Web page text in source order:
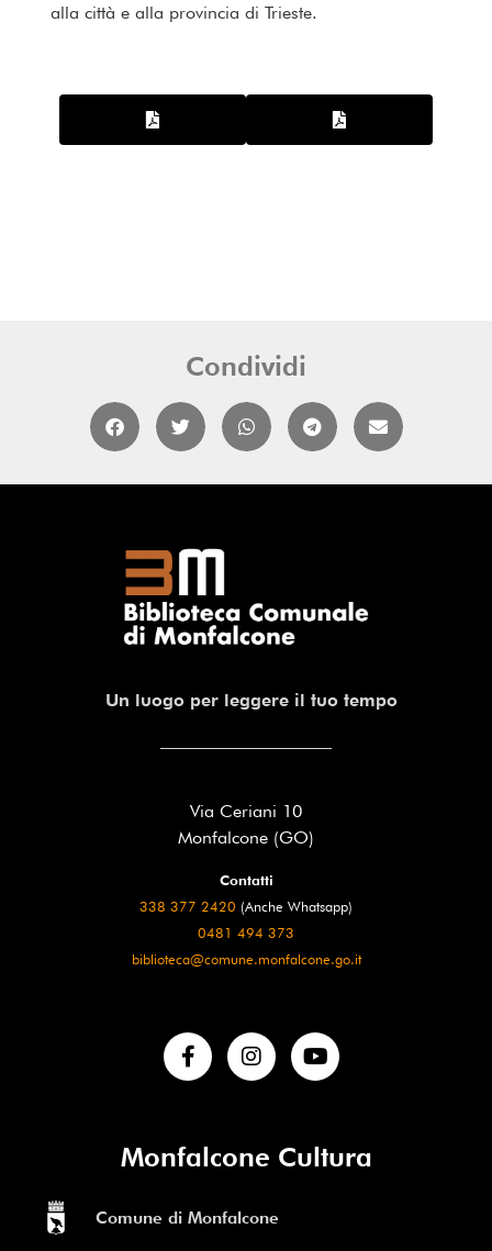
alla città e alla provincia di Trieste.
Condividi
Un luogo per leggere il tuo tempo
Via Ceriani 10
Monfalcone (GO)
Contatti
338 377 2420 (Anche Whatsapp)
0481 494 373
biblioteca@comune.monfalcone.go.it
Monfalcone Cultura
Comune di Monfalcone